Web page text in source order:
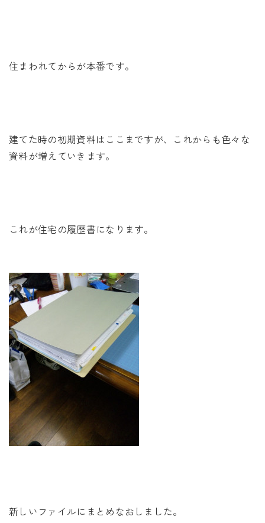
住まわれてからが本番です。
建てた時の初期資料はここまですが、これからも色々な
資料が増えていきます。
これが住宅の履歴書になります。
新しいファイルにまとめなおしました。